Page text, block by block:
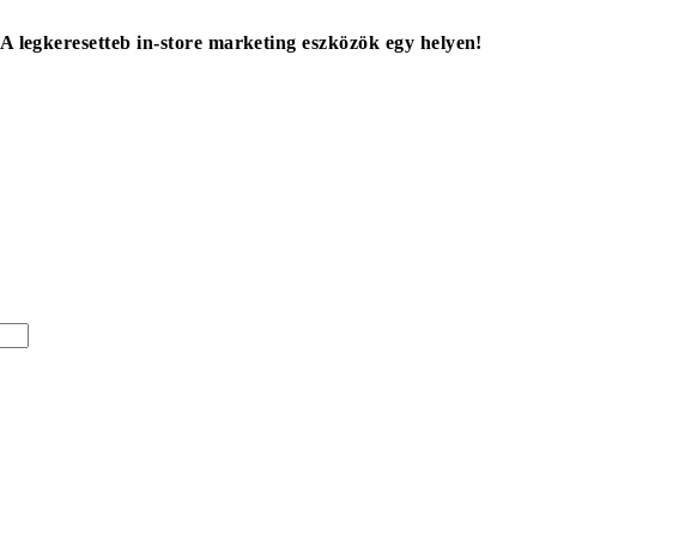
A legkeresetteb in-store marketing eszközök egy helyen!